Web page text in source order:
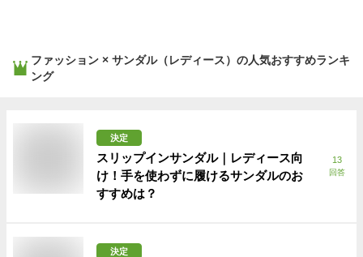
ファッション × サンダル（レディース） の人気おすすめランキ
ング
決定
スリップインサンダル｜レディース向
け！手を使わずに履けるサンダルのお
すすめは？
13
回答
決定